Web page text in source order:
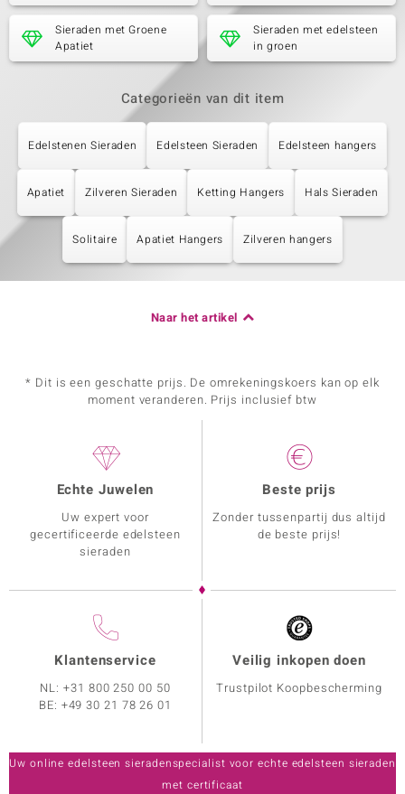
Sieraden met Groene
Apatiet
Sieraden met edelsteen
in groen
Categorieën van dit item
Edelstenen Sieraden Edelsteen Sieraden Edelsteen hangers
Apatiet Zilveren Sieraden Ketting Hangers Hals Sieraden
Solitaire Apatiet Hangers Zilveren hangers
Naar het artikel
* Dit is een geschatte prijs. De omrekeningskoers kan op elk
moment veranderen. Prijs inclusief btw
Echte Juwelen
Uw expert voor
gecertificeerde edelsteen
sieraden
Beste prijs
Zonder tussenpartij dus altijd
de beste prijs!
Klantenservice
NL:+31 800 250 00 50
BE: +49 30 21 78 26 01
Veilig inkopen doen
Trustpilot Koopbescherming
Uw online edelsteen sieradenspecialist voor echte edelsteen sieraden
met certificaat